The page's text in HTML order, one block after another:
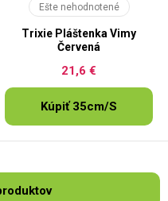
Ešte nehodnotené
Trixie Pláštenka Vimy
Červená
21,6 €
Kúpiť 35cm/S